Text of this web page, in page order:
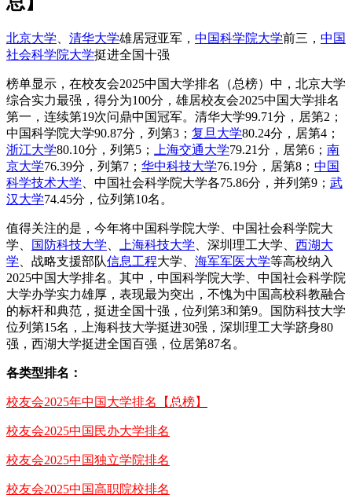
北京大学 清华大学雄居冠亚军， 中国科学院大学前三， 中国
社会科学院大学挺进全国十强
榜单显示，在校友会2025中国大学排名（总榜）中，北京大学
综合实力最强，得分为100分，雄居校友会2025中国大学排名
第一，连续第19次问鼎中国冠军。清华大学99.71分，居第2；
中国科学院大学90.87分，列第3； 复旦大学80.24分，居第4；
浙江大学80.10分，列第5； 上海交通大学79.21分，居第6； 南
京大学76.39分，列第7； 华中科技大学76.19分，居第8； 中国
科学技术大学 、中国社会科学院大学各75.86分，并列第9； 武
汉大学74.45分，位列第10名。
值得关注的是，今年将中国科学院大学、中国社会科学院大
学、
国防科技大学 上海科技大学 、深圳理工大学、 西湖大
学 、战略支援部队信息工程大学、 海军军医大学等高校纳入
2025中国大学排名。其中，中国科学院大学、中国社会科学院
大学办学实力雄厚，表现最为突出，不愧为中国高校科教融合
的标杆和典范，挺进全国十强，位列第3和第9。国防科技大学
位列第15名，上海科技大学挺进30强，深圳理工大学跻身80
强，西湖大学挺进全国百强，位居第87名。
各类型排名：
校友会2025年中国大学排名【总榜】
校友会2025中国民办大学排名
校友会2025中国独立学院排名
校友会2025中国高职院校排名